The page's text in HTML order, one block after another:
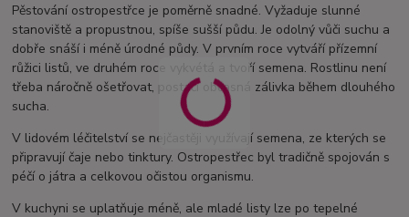
Pěstování ostropestřce je poměrně snadné. Vyžaduje slunné
stanoviště a propustnou, spíše sušší půdu. Je odolný vůči suchu a
dobře snáší i méně úrodné půdy. V prvním roce vytváří přízemní
růžici listů, ve druhém roce vykvétá a tvoří semena. Rostlinu není
třeba náročně ošetřovat, postačí občasná zálivka během dlouhého
sucha.
V lidovém léčitelství se nejčastěji využívají semena, ze kterých se
připravují čaje nebo tinktury. Ostropestřec byl tradičně spojován s
péčí o játra a celkovou očistou organismu.
V kuchyni se uplatňuje méně, ale mladé listy lze po tepelné